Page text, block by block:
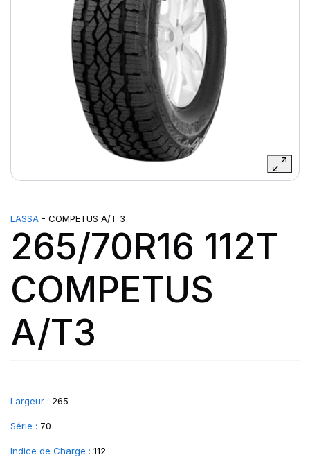
LASSA - COMPETUS A/T 3
265/70R16 112T
COMPETUS
A/T3
Largeur : 265
Série : 70
Indice de Charge : 112